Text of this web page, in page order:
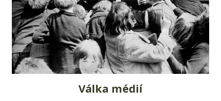
Válka médií